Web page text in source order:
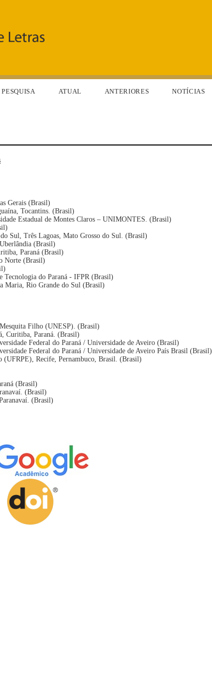
PESQUISA ATUAL ANTERIORES NOTÍCIAS
Gerais (Brasil)
Tocantins. (Brasil)
Estadual de Montes Claros – UNIMONTES. (Brasil)
Sul, Três Lagoas, Mato Grosso do Sul. (Brasil)
(Brasil)
Paraná (Brasil)
Norte (Brasil)
Tecnologia do Paraná - IFPR (Brasil)
Maria, Rio Grande do Sul (Brasil)
Filho (UNESP). (Brasil)
Curitiba, Paraná. (Brasil)
Federal do Paraná / Universidade de Aveiro (Brasil)
Federal do Paraná / Universidade de Aveiro País Brasil (Brasil)
(UFRPE), Recife, Pernambuco, Brasil. (Brasil)
(Brasil)
(Brasil)
(Brasil)